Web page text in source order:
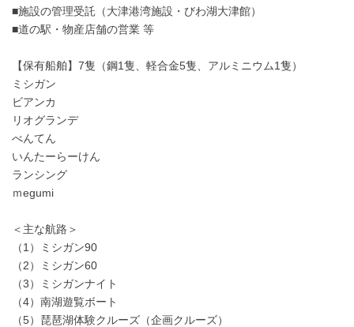
■施設の管理受託（大津港湾施設・びわ湖大津館）
■道の駅・物産店舗の営業 等
【保有船舶】7隻（鋼1隻、軽合金5隻、アルミニウム1隻）
ミシガン
ビアンカ
リオグランデ
べんてん
いんたーらーけん
ランシング
ｍegumi
＜主な航路＞
（1）ミシガン90
（2）ミシガン60
（3）ミシガンナイト
（4）南湖遊覧ボート
（5）琵琶湖体験クルーズ（企画クルーズ）